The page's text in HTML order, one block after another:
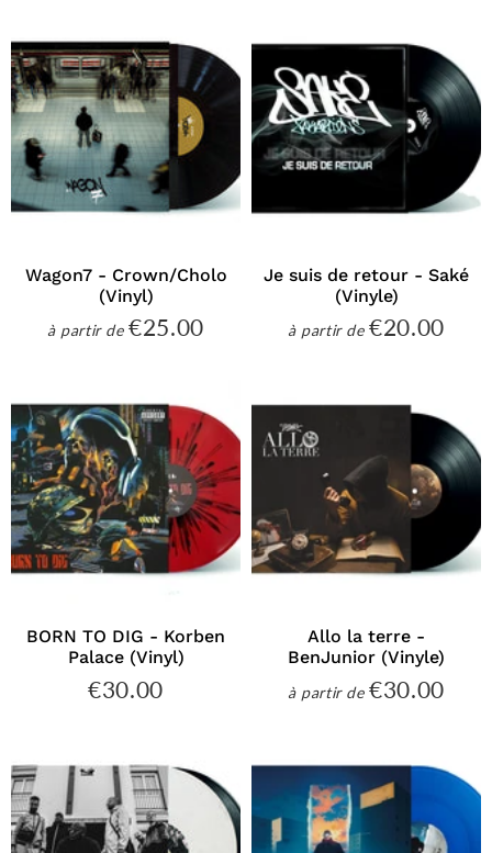
Wagon7 - Crown/Cholo
(Vinyl)
à partir dePrix
€25.00
Je suis de retour - Saké
(Vinyle)
à partir dePrix
€20.00
BORN TO DIG - Korben
Palace (Vinyl)
Prix
€30.00
Allo la terre -
BenJunior (Vinyle)
à partir dePrix
€30.00